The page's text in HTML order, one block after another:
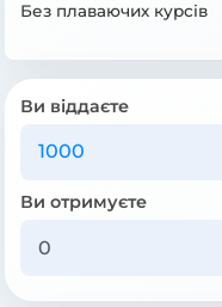
Без плаваючих курсів
Ви віддаєте
Ви отримуєте